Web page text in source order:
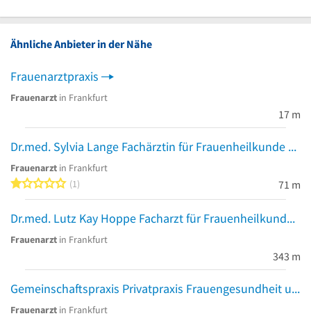
Ähnliche Anbieter in der Nähe
Frauenarztpraxis
Frauenarzt in Frankfurt
17 m
Dr.med. Sylvia Lange Fachärztin für Frauenheilkunde und Geburtshilfe
Frauenarzt in Frankfurt
1 von 5 Sternen
1 71 m
Dr.med. Lutz Kay Hoppe Facharzt für Frauenheilkunde und Geburtshilfe
Frauenarzt in Frankfurt
343 m
Gemeinschaftspraxis Privatpraxis Frauengesundheit und Schmerztherapie Manuela Franke und Dr.med. Michael Sroka
Frauenarzt in Frankfurt